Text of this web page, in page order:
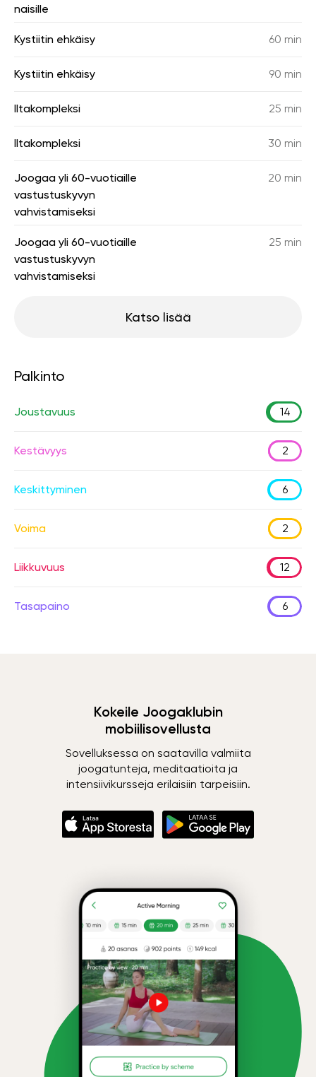
naisille
Kystiitin ehkäisy 60 min
Kystiitin ehkäisy 90 min
Iltakompleksi 25 min
Iltakompleksi 30 min
Joogaa yli 60-vuotiaille
vastustuskyvyn
vahvistamiseksi
20 min
Joogaa yli 60-vuotiaille
vastustuskyvyn
vahvistamiseksi
25 min
Katso lisää
Palkinto
Joustavuus 14
Kestävyys 2
Keskittyminen 6
Voima 2
Liikkuvuus 12
Tasapaino 6
Kokeile Joogaklubin
mobiilisovellusta
Sovelluksessa on saatavilla valmiita
joogatunteja, meditaatioita ja
intensiivikursseja erilaisiin tarpeisiin.